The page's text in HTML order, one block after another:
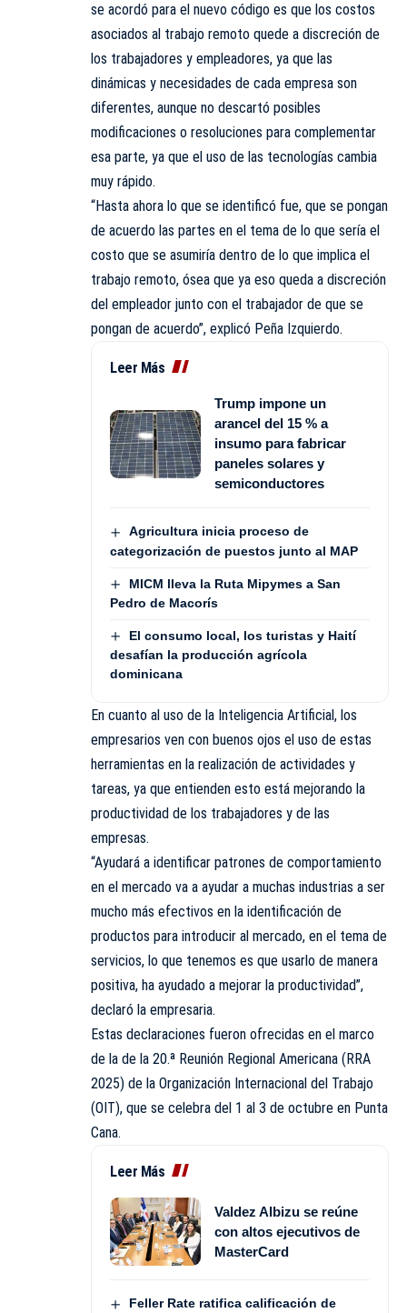
se acordó para el nuevo código es que los costos
asociados al trabajo remoto quede a discreción de
los trabajadores y empleadores, ya que las
dinámicas y necesidades de cada empresa son
diferentes, aunque no descartó posibles
modificaciones o resoluciones para complementar
esa parte, ya que el uso de las tecnologías cambia
muy rápido.
“Hasta ahora lo que se identificó fue, que se pongan
de acuerdo las partes en el tema de lo que sería el
costo que se asumiría dentro de lo que implica el
trabajo remoto, ósea que ya eso queda a discreción
del empleador junto con el trabajador de que se
pongan de acuerdo”, explicó Peña Izquierdo.
Leer Más
Trump impone un
arancel del 15 % a
insumo para fabricar
paneles solares y
semiconductores
Agricultura inicia proceso de
categorización de puestos junto al MAP
MICM lleva la Ruta Mipymes a San
Pedro de Macorís
El consumo local, los turistas y Haití
desafían la producción agrícola
dominicana
En cuanto al uso de la Inteligencia Artificial, los
empresarios ven con buenos ojos el uso de estas
herramientas en la realización de actividades y
tareas, ya que entienden esto está mejorando la
productividad de los trabajadores y de las
empresas.
“Ayudará a identificar patrones de comportamiento
en el mercado va a ayudar a muchas industrias a ser
mucho más efectivos en la identificación de
productos para introducir al mercado, en el tema de
servicios, lo que tenemos es que usarlo de manera
positiva, ha ayudado a mejorar la productividad”,
declaró la empresaria.
Estas declaraciones fueron ofrecidas en el marco
de la de la 20.ª Reunión Regional Americana (RRA
2025) de la Organización Internacional del Trabajo
(OIT), que se celebra del 1 al 3 de octubre en Punta
Cana.
Leer Más
Valdez Albizu se reúne
con altos ejecutivos de
MasterCard
Feller Rate ratifica calificación de